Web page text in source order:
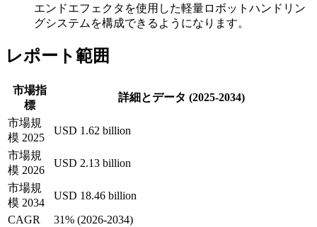
エンドエフェクタを使用した軽量ロボットハンドリン
グシステムを構成できるようになります。
レポート範囲
市場指
標
詳細とデータ (2025-2034)
市場規
模 2025
USD 1.62 billion
市場規
模 2026
USD 2.13 billion
市場規
模 2034
USD 18.46 billion
CAGR
31% (2026-2034)